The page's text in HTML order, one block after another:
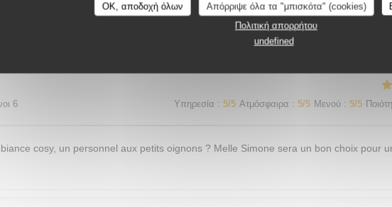
OK, αποδοχή όλων Απόρριψε όλα τα "μπισκότα" (cookies)
Πολιτική απορρήτου
undefined
Οι βαθμολογίες πελατών μας
6 Υπηρεσία : 5/5 Ατμόσφαιρα : 5/5 Μενού : 5/5
cosy, un personnel aux petits oignons ? Melle Simone sera un bon choix pour